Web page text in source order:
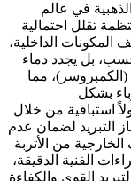
في عالم
تقلل احتمالية
إلى 60%. إن تنظيف المكونات الداخلية،
بل يجدد دماء
مما
بشكل
استباقية من خلال
التبريد لضمان عدم
من الأتربة
الفنية الدقيقة،
القوي والكفاءة